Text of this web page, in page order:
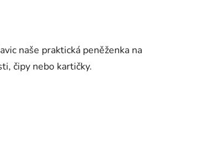
naše praktická peněženka na
čipy nebo kartičky.